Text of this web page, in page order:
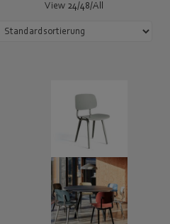
View 24/48/All